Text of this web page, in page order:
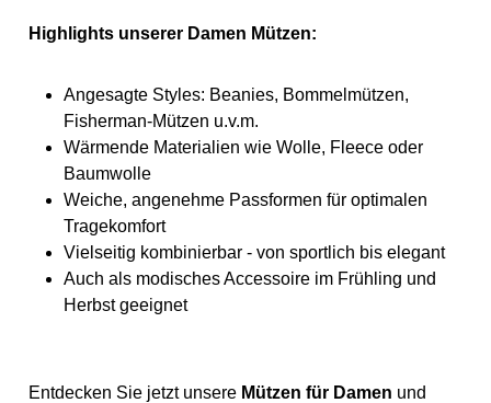
Highlights unserer Damen Mützen:
Angesagte Styles: Beanies, Bommelmützen,
Fisherman-Mützen u.v.m.
Wärmende Materialien wie Wolle, Fleece oder
Baumwolle
Weiche, angenehme Passformen für optimalen
Tragekomfort
Vielseitig kombinierbar - von sportlich bis elegant
Auch als modisches Accessoire im Frühling und
Herbst geeignet
Entdecken Sie jetzt unsere Mützen für Damen und